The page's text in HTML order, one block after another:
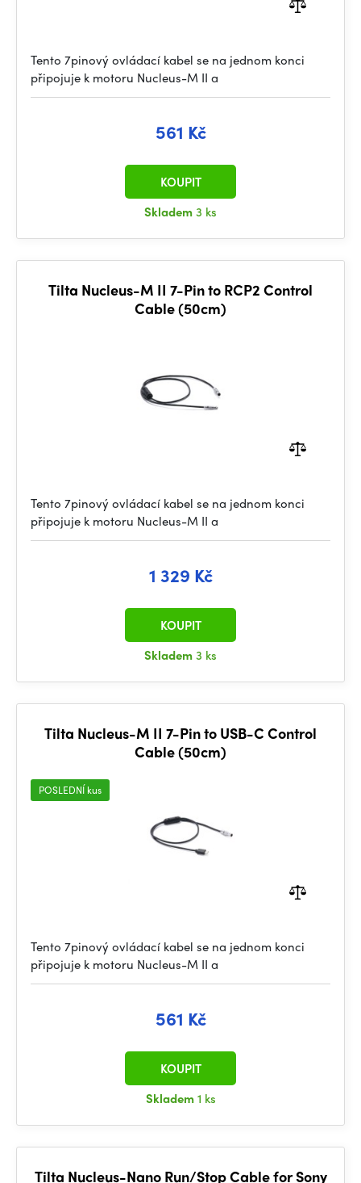
Tento 7pinový ovládací kabel se na jednom konci
připojuje k motoru Nucleus-M II a
561 Kč
Skladem3 ks
KOUPIT
Tilta Nucleus-M II 7-Pin to RCP2 Control
Cable (50cm)
Tento 7pinový ovládací kabel se na jednom konci
připojuje k motoru Nucleus-M II a
1 329 Kč
Skladem3 ks
KOUPIT
Tilta Nucleus-M II 7-Pin to USB-C Control
Cable (50cm)
POSLEDNÍ kus
Tento 7pinový ovládací kabel se na jednom konci
připojuje k motoru Nucleus-M II a
561 Kč
Skladem1 ks
KOUPIT
Tilta Nucleus-Nano Run/Stop Cable for Sony